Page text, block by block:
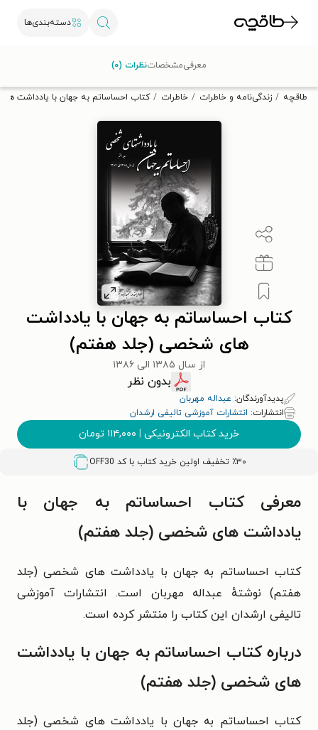
دسته‌بندی‌ها
تخفیف از طاقچه دریافت کن.
طاقچه زندگی‌نامه و خاطرات خاطرات کتاب احساساتم به جهان با یادداشت
کتاب احساساتم به جهان با یادداشت
های شخصی (جلد هفتم)
از سال ۱۳۸۵ الی ۱۳۸۶
بدون نظر
پدیدآورندگان: عبداله مهربان
انتشارات: انتشارات آموزشی تالیفی ارشدان
خرید کتاب الکترونیکی | ۱۱۴,۰۰۰ تومان
٪۳۰ تخفیف اولین خرید کتاب با کد OFF30
معرفیمشخصاتنظرات (۰)
معرفی کتاب احساساتم به جهان با
یادداشت های شخصی (جلد هفتم)
کتاب احساساتم به جهان با یادداشت های شخصی (جلد
هفتم) نوشتهٔ عبداله مهربان است. انتشارات آموزشی
تالیفی ارشدان این کتاب را منتشر کرده است.
درباره کتاب احساساتم به جهان با یادداشت
های شخصی (جلد هفتم)
کتاب احساساتم به جهان با یادداشت های شخصی (جلد